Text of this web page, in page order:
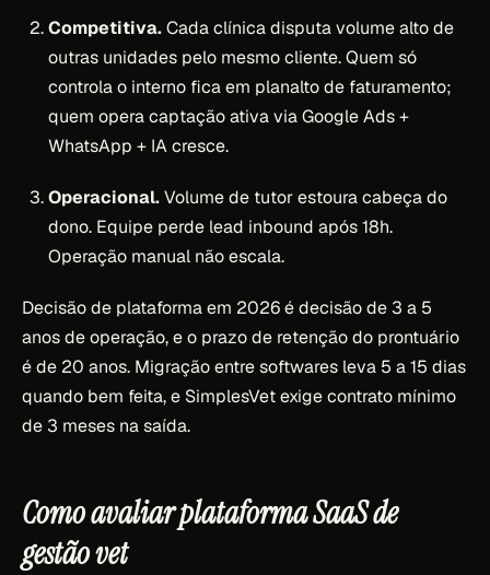
Competitiva.Cada clínica disputa volume alto de
outras unidades pelo mesmo cliente. Quem só
controla o interno fica em planalto de faturamento;
quem opera captação ativa via Google Ads +
WhatsApp + IA cresce.
Operacional.Volume de tutor estoura cabeça do
dono. Equipe perde lead inbound após 18h.
Operação manual não escala.
Decisão de plataforma em 2026 é decisão de 3 a 5
anos de operação, e o prazo de retenção do prontuário
é de 20 anos. Migração entre softwares leva 5 a 15 dias
quando bem feita, e SimplesVet exige contrato mínimo
de 3 meses na saída.
Como avaliar plataforma SaaS de
gestão vet